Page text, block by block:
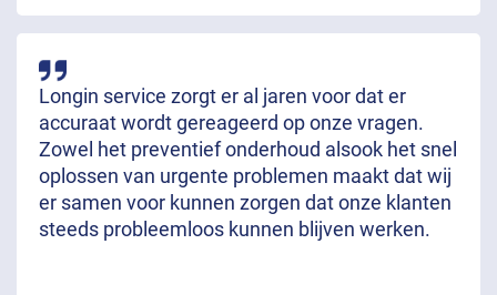
Longin service zorgt er al jaren voor dat er
accuraat wordt gereageerd op onze vragen.
Zowel het preventief onderhoud alsook het snel
oplossen van urgente problemen maakt dat wij
er samen voor kunnen zorgen dat onze klanten
steeds probleemloos kunnen blijven werken.